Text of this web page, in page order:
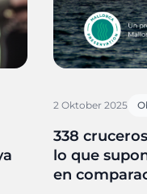
2 Oktober 2025
338
lo que
en